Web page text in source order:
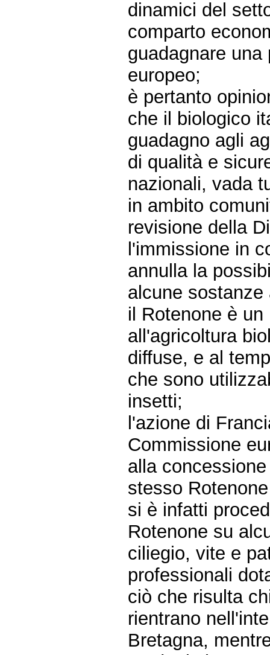
dinamici del
comparto
guadagnare
europeo;
è pertanto
che il biologico
guadagno agli
di qualità e
nazionali, vada
in ambito
revisione della
l'immissione in
annulla la
alcune
il Rotenone è
all'agricoltura
diffuse, e al
che sono
insetti;
l'azione di
Commissione
alla
stesso
si è infatti
Rotenone su
ciliegio, vite e
professionali
ciò che risulta
rientrano
Bretagna,